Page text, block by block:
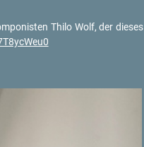
Thilo Wolf, der die­ses